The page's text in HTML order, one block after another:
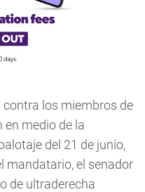
contra los miembros de
en medio de la
del 21 de junio,
mandatario, el senador
de ultraderecha